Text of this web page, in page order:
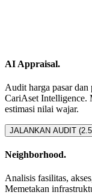
AI Appraisal.
Audit harga pasar dan
CariAset Intelligence.
estimasi nilai wajar.
JALANKAN AUDIT
Neighborhood.
Analisis fasilitas,
Memetakan